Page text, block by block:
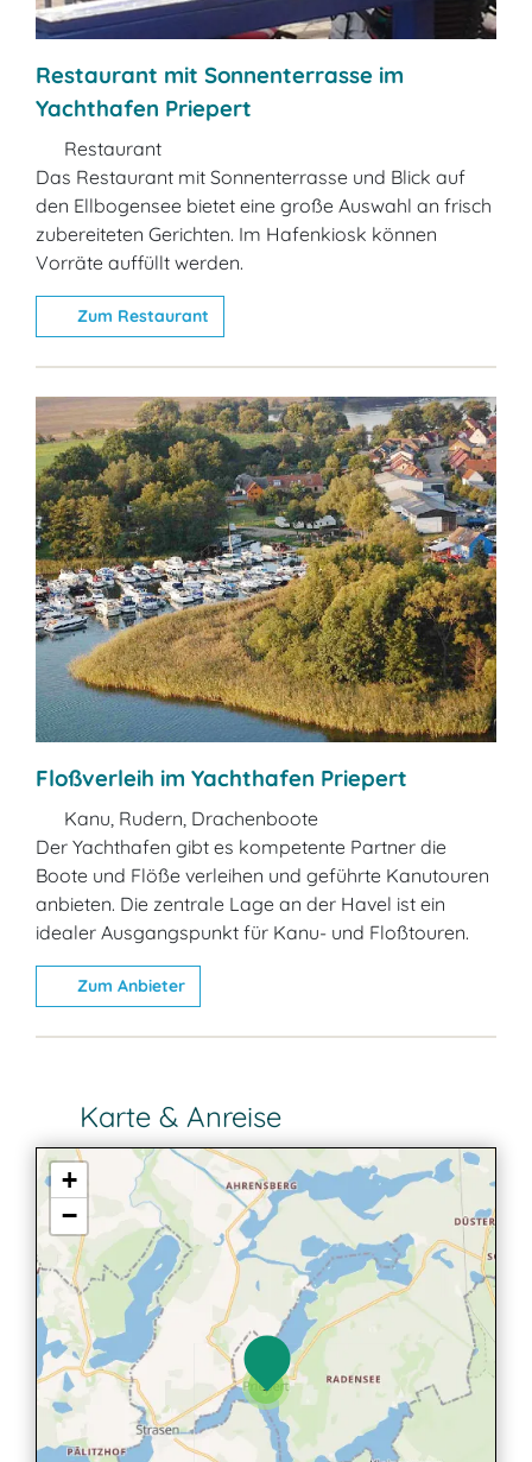
Restaurant mit Sonnenterrasse im
Yachthafen Priepert
Restaurant
Das Restaurant mit Sonnenterrasse und Blick auf
den Ellbogensee bietet eine große Auswahl an frisch
zubereiteten Gerichten. Im Hafenkiosk können
Vorräte auffüllt werden.
Zum Restaurant
Floßverleih im Yachthafen Priepert
Kanu, Rudern, Drachenboote
Der Yachthafen gibt es kompetente Partner die
Boote und Flöße verleihen und geführte Kanutouren
anbieten. Die zentrale Lage an der Havel ist ein
idealer Ausgangspunkt für Kanu- und Floßtouren.
Zum Anbieter
Karte & Anreise
3
+
−